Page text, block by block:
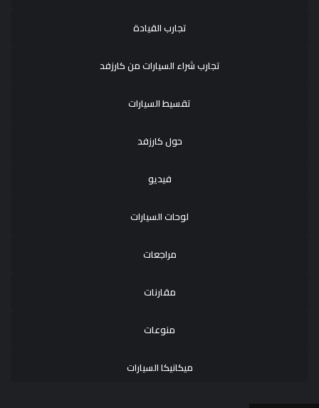
تجارب القيادة
تجارب شراء السيارات من كارزفد
تقسيط السيارات
حول كارزفد
فيديو
لوحات السيارات
مراجعات
مقارنات
منوعات
ميكانيكا السيارات